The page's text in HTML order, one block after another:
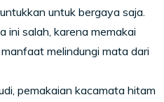
untuk bergaya saja.
ini salah, karena memakai
melindungi mata dari
pemakaian kacamata hitam